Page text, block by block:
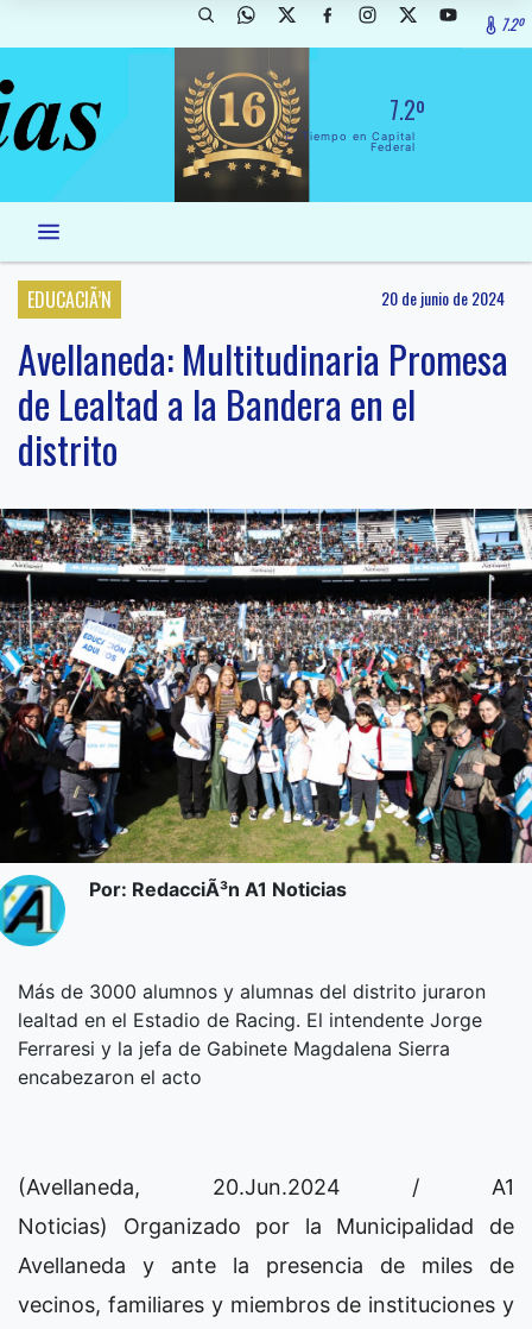
7.2º
7.2º
El Tiempo en Capital
Federal
EDUCACIÃ’N 20 de junio de 2024
Avellaneda: Multitudinaria Promesa
de Lealtad a la Bandera en el
distrito
Por: RedacciÃ³n A1 Noticias
Más de 3000 alumnos y alumnas del distrito juraron
lealtad en el Estadio de Racing. El intendente Jorge
Ferraresi y la jefa de Gabinete Magdalena Sierra
encabezaron el acto
(Avellaneda, 20.Jun.2024 / A1
Noticias) Organizado por la Municipalidad de
Avellaneda y ante la presencia de miles de
vecinos, familiares y miembros de instituciones y